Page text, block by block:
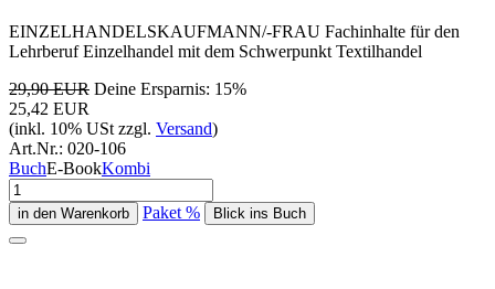
EINZELHANDELSKAUFMANN/-FRAU Fachinhalte für den
Lehrberuf Einzelhandel mit dem Schwerpunkt Textilhandel
29,90 EUR Deine Ersparnis: 15%
25,42 EUR
(inkl. 10% USt zzgl. Versand)
Art.Nr.: 020-106
BuchE-BookKombi
Paket % Blick ins Buch